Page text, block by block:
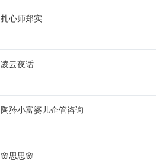
扎心师郑实
凌云夜话
陶矜小富婆儿企管咨询
🌸思思🌸